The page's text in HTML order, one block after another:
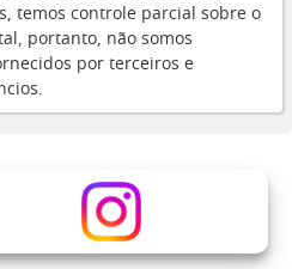
temos controle parcial sobre o
portanto, não somos
por terceiros e